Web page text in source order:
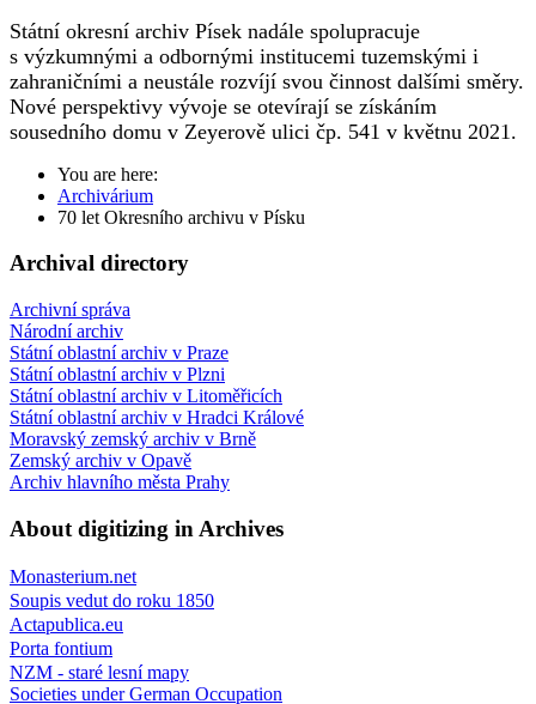
Státní okresní archiv Písek nadále spolupracuje
s výzkumnými a odbornými institucemi tuzemskými i
zahraničními a neustále rozvíjí svou činnost dalšími směry.
Nové perspektivy vývoje se otevírají se získáním
sousedního domu v Zeyerově ulici čp. 541 v květnu 2021.
You are here:
Archivárium
70 let Okresního archivu v Písku
Archival directory
Archivní správa
Národní archiv
Státní oblastní archiv v Praze
Státní oblastní archiv v Plzni
Státní oblastní archiv v Litoměřicích
Státní oblastní archiv v Hradci Králové
Moravský zemský archiv v Brně
Zemský archiv v Opavě
Archiv hlavního města Prahy
About digitizing in Archives
Monasterium.net
Soupis vedut do roku 1850
Actapublica.eu
Porta fontium
NZM - staré lesní mapy
Societies under German Occupation